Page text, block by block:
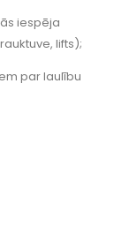
iespēja
lifts);
par laulību